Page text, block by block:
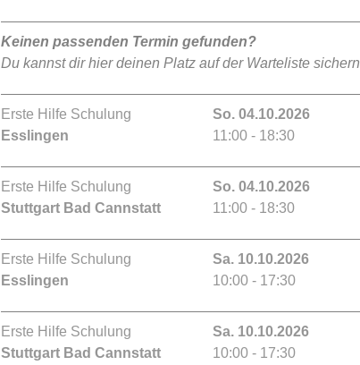
Keinen passenden Termin gefunden?
Du kannst dir hier deinen Platz auf der Warteliste sichern
Erste Hilfe Schulung
Esslingen
So. 04.10.2026
11:00 - 18:30
Erste Hilfe Schulung
Stuttgart Bad Cannstatt
So. 04.10.2026
11:00 - 18:30
Erste Hilfe Schulung
Esslingen
Sa. 10.10.2026
10:00 - 17:30
Erste Hilfe Schulung
Stuttgart Bad Cannstatt
Sa. 10.10.2026
10:00 - 17:30